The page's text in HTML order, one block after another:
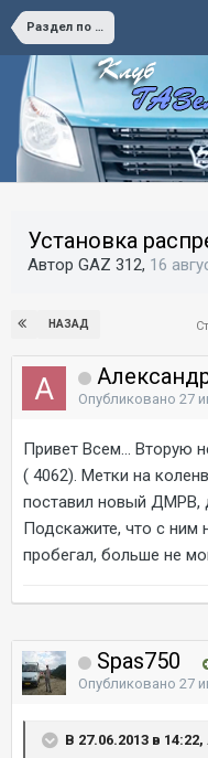
Раздел по ЗМЗ-406
Установка
Автор GAZ 312, 16
НАЗАД
Опубликовано 27
Привет Всем... Вторую
( 4062). Метки на
поставил новый ДМРВ,
Подскажите, что с ним
пробегал, больше не
Spas750
Опубликовано 27
В 27.06.2013 в